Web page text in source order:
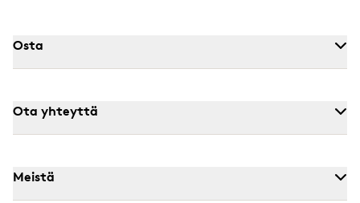
Osta
Ota yhteyttä
Meistä